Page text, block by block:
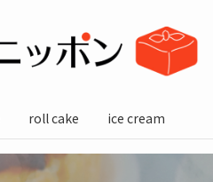
roll cake ice cream